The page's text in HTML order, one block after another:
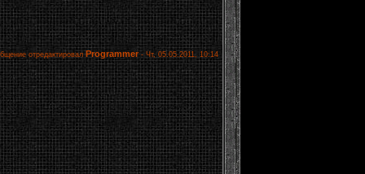
отредактировал Programmer - Чт, 05.05.2011, 10:14